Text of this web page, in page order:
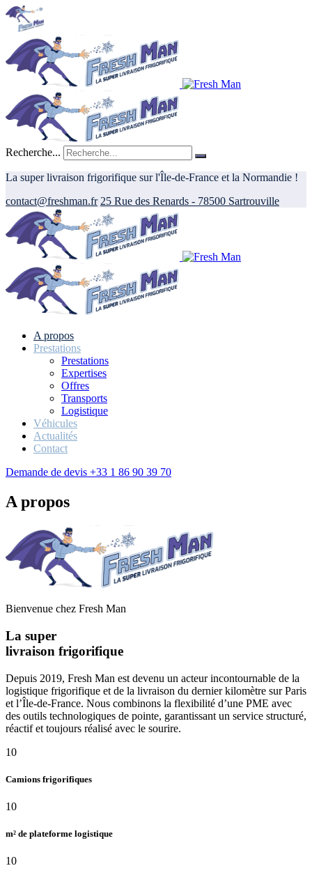
Recherche...
La super livraison frigorifique sur l'Île-de-France et la Normandie !
contact@freshman.fr 25 Rue des Renards - 78500 Sartrouville
A propos
Prestations
Prestations
Expertises
Offres
Transports
Logistique
Véhicules
Actualités
Contact
Demande de devis +33 1 86 90 39 70
A propos
Bienvenue chez Fresh Man
La super
livraison frigorifique
Depuis 2019, Fresh Man est devenu un acteur incontournable de la
logistique frigorifique et de la livraison du dernier kilomètre sur Paris
et l’Île-de-France. Nous combinons la flexibilité d’une PME avec
des outils technologiques de pointe, garantissant un service structuré,
réactif et toujours réalisé avec le sourire.
10
Camions frigorifiques
10
m² de plateforme logistique
10